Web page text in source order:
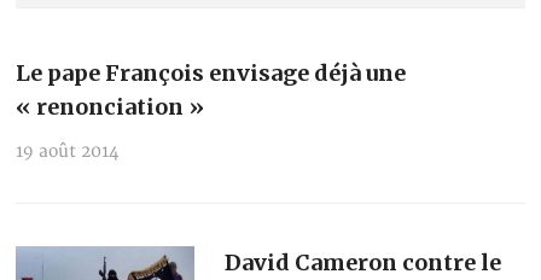
Le pape François envisage déjà une
« renonciation »
19 août 2014
David Cameron contre le